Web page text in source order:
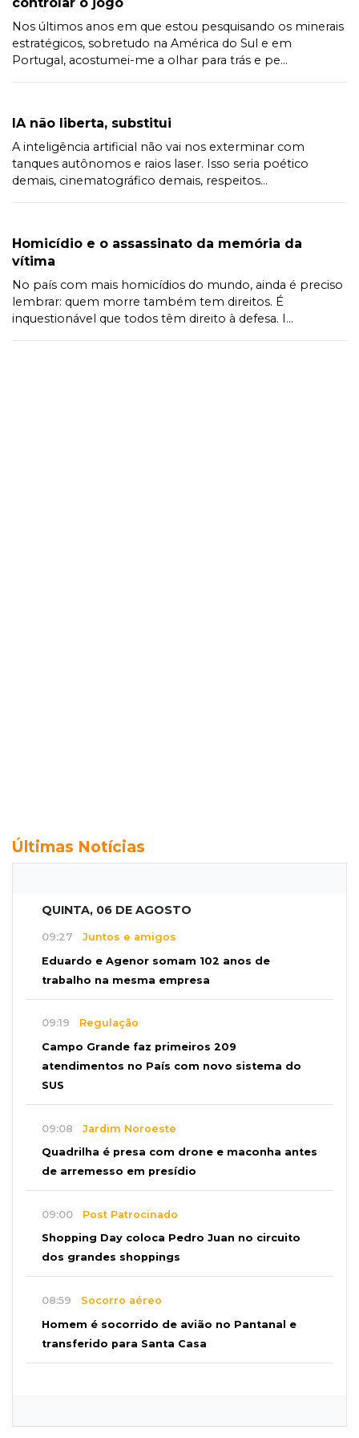
Nos últimos anos em que estou pesquisando os minerais
estratégicos, sobretudo na América do Sul e em
Portugal, acostumei-me a olhar para trás e pe...
IA não liberta, substitui
A inteligência artificial não vai nos exterminar com
tanques autônomos e raios laser. Isso seria poético
demais, cinematográfico demais, respeitos...
Homicídio e o assassinato da memória da
vítima
No país com mais homicídios do mundo, ainda é preciso
lembrar: quem morre também tem direitos. É
inquestionável que todos têm direito à defesa. I...
Últimas Notícias
QUINTA, 06 DE AGOSTO
09:27 Juntos e amigos
Eduardo e Agenor somam 102 anos de
trabalho na mesma empresa
09:19 Regulação
Campo Grande faz primeiros 209
atendimentos no País com novo sistema do
SUS
09:08 Jardim Noroeste
Quadrilha é presa com drone e maconha antes
de arremesso em presídio
09:00 Post Patrocinado
Shopping Day coloca Pedro Juan no circuito
dos grandes shoppings
08:59 Socorro aéreo
Homem é socorrido de avião no Pantanal e
transferido para Santa Casa
anterior não anula Operação Gutenberg